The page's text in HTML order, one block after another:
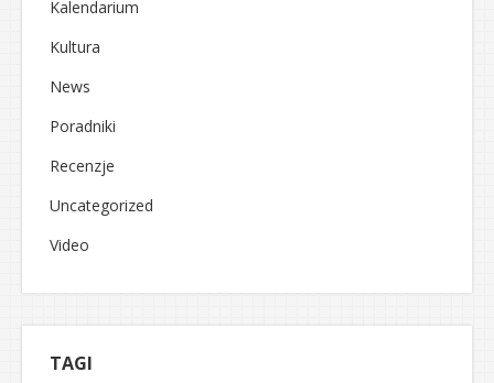
Kalendarium
Kultura
News
Poradniki
Recenzje
Uncategorized
Video
TAGI